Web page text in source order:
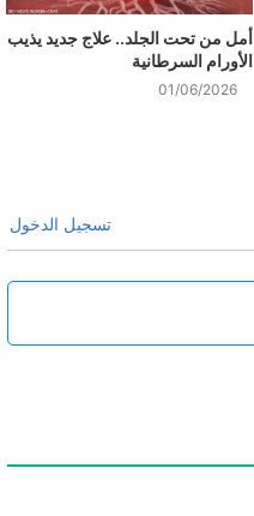
أمل من تحت الجلد.. علاج جديد يذيب
الأورام السرطانية
01/06/2026
تسجيل الدخول